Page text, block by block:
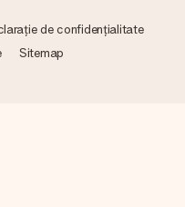
de confidențialitate
Sitemap